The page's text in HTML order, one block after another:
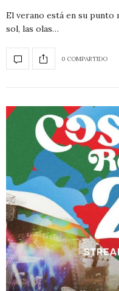
El verano está en su punto
sol, las olas…
0 COMPARTIDO